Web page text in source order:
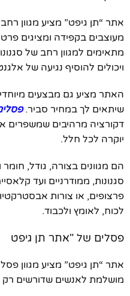
אתר “תן גיפט” מציע מגוון
מעוצבים בקפידה ומציגים
מתאימים למגוון רחב של
ויכולים להוסיף נגיעה של
האתר מציע גם מבצעים
שיתאים לך במחיר סביר.
דקורציה מרהיבים שמשפרים
יוקרה לכל חלל.
הם מגוונים בצורה, גודל, חומר
סגנונות, ממודרניים ועד
פרצופים, או צורות
לכוח, לאומץ ולכבוד.
פסלים של "אתר תן גיפט
אתר “תן גיפט” מציע מגוון
מושלמת לאנשים שדורשים רק